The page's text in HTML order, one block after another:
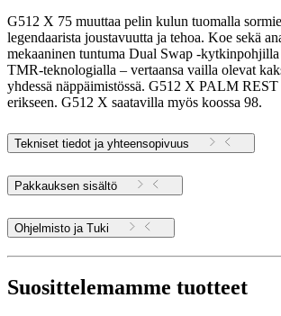
G512 X 75 muuttaa pelin kulun tuomalla
legendaarista joustavuutta ja tehoa. Koe sekä
mekaaninen tuntuma Dual Swap -kytkinpohjilla
TMR-teknologialla – vertaansa vailla olevat
yhdessä näppäimistössä. G512 X PALM
erikseen. G512 X saatavilla myös koossa 98.
Tekniset tiedot ja yhteensopivuus
Pakkauksen sisältö
Ohjelmisto ja Tuki
Suosittelemamme tuotteet